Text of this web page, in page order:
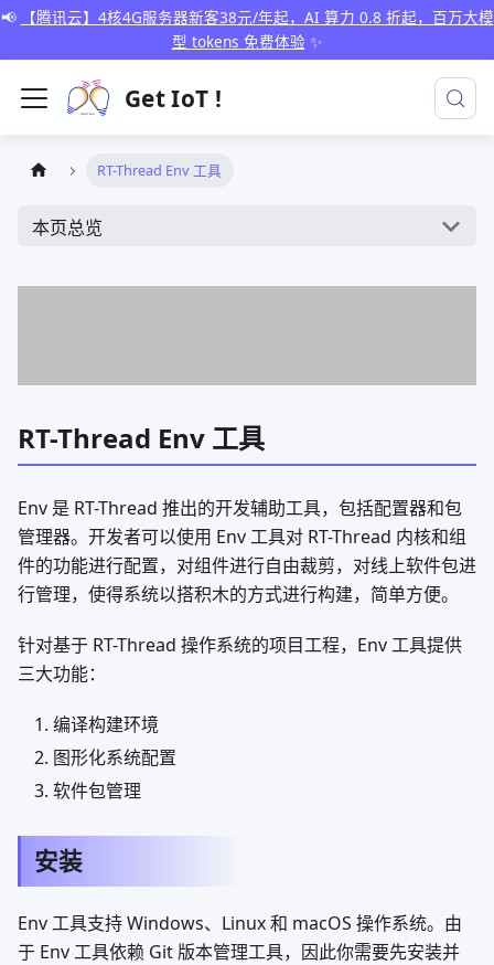
📢
【腾讯云】4核4G服务器新客38元/年起，AI 算力 0.8 折起，百万大模
型 tokens 免费体验 ✨
Get IoT !
RT-Thread Env 工具
本页总览
RT-Thread Env 工具
Env 是 RT-Thread 推出的开发辅助工具，包括配置器和包
管理器。开发者可以使用 Env 工具对 RT-Thread 内核和组
件的功能进行配置，对组件进行自由裁剪，对线上软件包进
行管理，使得系统以搭积木的方式进行构建，简单方便。
针对基于 RT-Thread 操作系统的项目工程，Env 工具提供
三大功能：
编译构建环境
图形化系统配置
软件包管理
安装
Env 工具支持 Windows、Linux 和 macOS 操作系统。由
于 Env 工具依赖 Git 版本管理工具，因此你需要先安装并